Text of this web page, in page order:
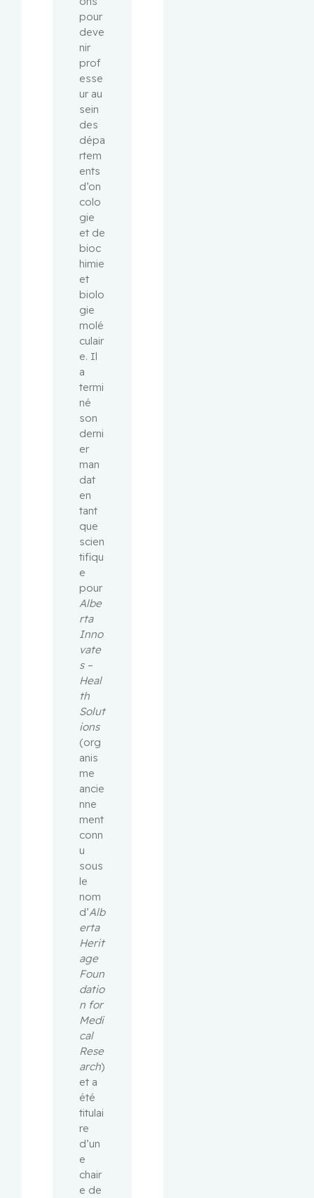
pour
deve
nir
prof
esse
ur au
sein
des
dépa
rtem
ents
d’on
colo
gie
et de
bioc
himie
et
biolo
gie
molé
culair
e. Il
a
termi
né
son
derni
er
man
dat
en
tant
que
scien
tifiqu
e
pour
Albe
rta
Inno
vate
s –
Heal
th
Solut
ions
(org
anis
me
ancie
nne
ment
conn
u
sous
le
nom
d’Alb
erta
Herit
age
Foun
datio
n for
Medi
cal
Rese
arch)
et a
été
titulai
re
d’un
e
chair
e de